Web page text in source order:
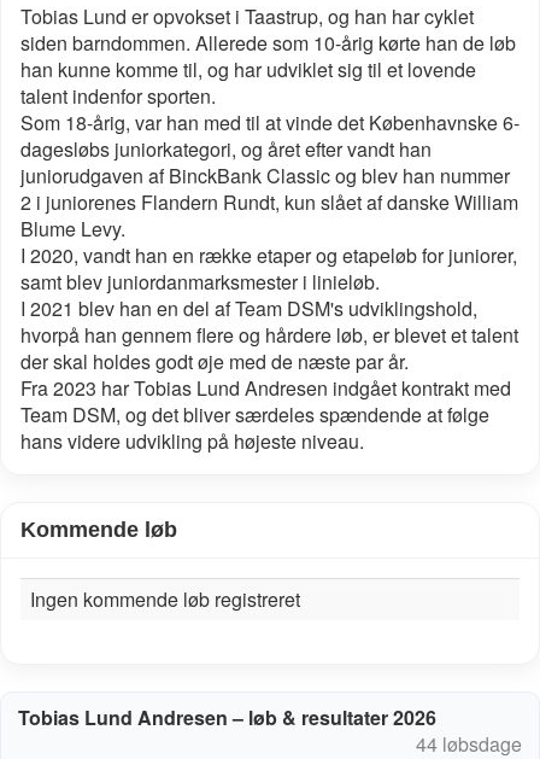
Tobias Lund er opvokset i Taastrup, og han har cyklet
siden barndommen. Allerede som 10-årig kørte han de løb
han kunne komme til, og har udviklet sig til et lovende
talent indenfor sporten.
Som 18-årig, var han med til at vinde det Københavnske 6-
dagesløbs juniorkategori, og året efter vandt han
juniorudgaven af BinckBank Classic og blev han nummer
2 i juniorenes Flandern Rundt, kun slået af danske William
Blume Levy.
I 2020, vandt han en række etaper og etapeløb for juniorer,
samt blev juniordanmarksmester i linieløb.
I 2021 blev han en del af Team DSM's udviklingshold,
hvorpå han gennem flere og hårdere løb, er blevet et talent
der skal holdes godt øje med de næste par år.
Fra 2023 har Tobias Lund Andresen indgået kontrakt med
Team DSM, og det bliver særdeles spændende at følge
hans videre udvikling på højeste niveau.
Kommende løb
Ingen kommende løb registreret
Tobias Lund Andresen – løb & resultater 2026
44 løbsdage